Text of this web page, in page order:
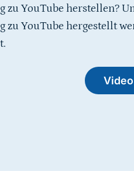
zu YouTube herstellen?
zu YouTube hergestellt